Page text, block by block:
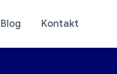
Blog Kontakt